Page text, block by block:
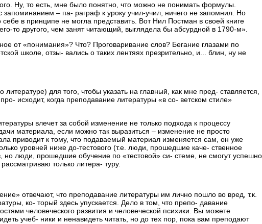
Ну, то есть, мне было понятно, что можно не понимать формулы.
– па- раграф к уроку учил-учил, ничего не запомнил. Но
в принципе не могла представить. Вот Нил Постман в своей книге
то другого, чем занят читающий, выглядела бы абсурдной в 1790-м».
от «понимания»? Что? Проговаривание слов? Бегание глазами по
школе, отзы- вались о таких лентяях презрительно, и... блин, ну не
для того, чтобы указать на главный, как мне пред- ставляется,
исходит, когда преподавание литературы «в со- ветском стиле»
влечет за собой изменение не только подхода к процессу
материала, если можно так выразиться – изменение не просто
приводит к тому, что подаваемый материал изменяется сам, он уже
уровней ниже до-тестового (т.е. люди, прошедшие каче- ственное
но люди, прошедшие обучение по «тестовой» си- стеме, не смогут успешно
только литера- туру.
отвечают, что преподавание литературы им лично пошло во вред, т.к.
ко- торый здесь упускается. Дело в том, что препо- давание
человеческого развития и человеческой психики. Вы можете
учеб- ники и ненавидеть читать, но до тех пор, пока вам преподают